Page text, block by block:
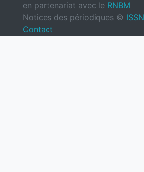
en partenariat avec le RNBM
Notices des périodiques © ISSN
Contact